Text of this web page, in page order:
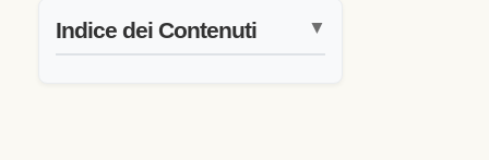
Indice dei Contenuti ▼